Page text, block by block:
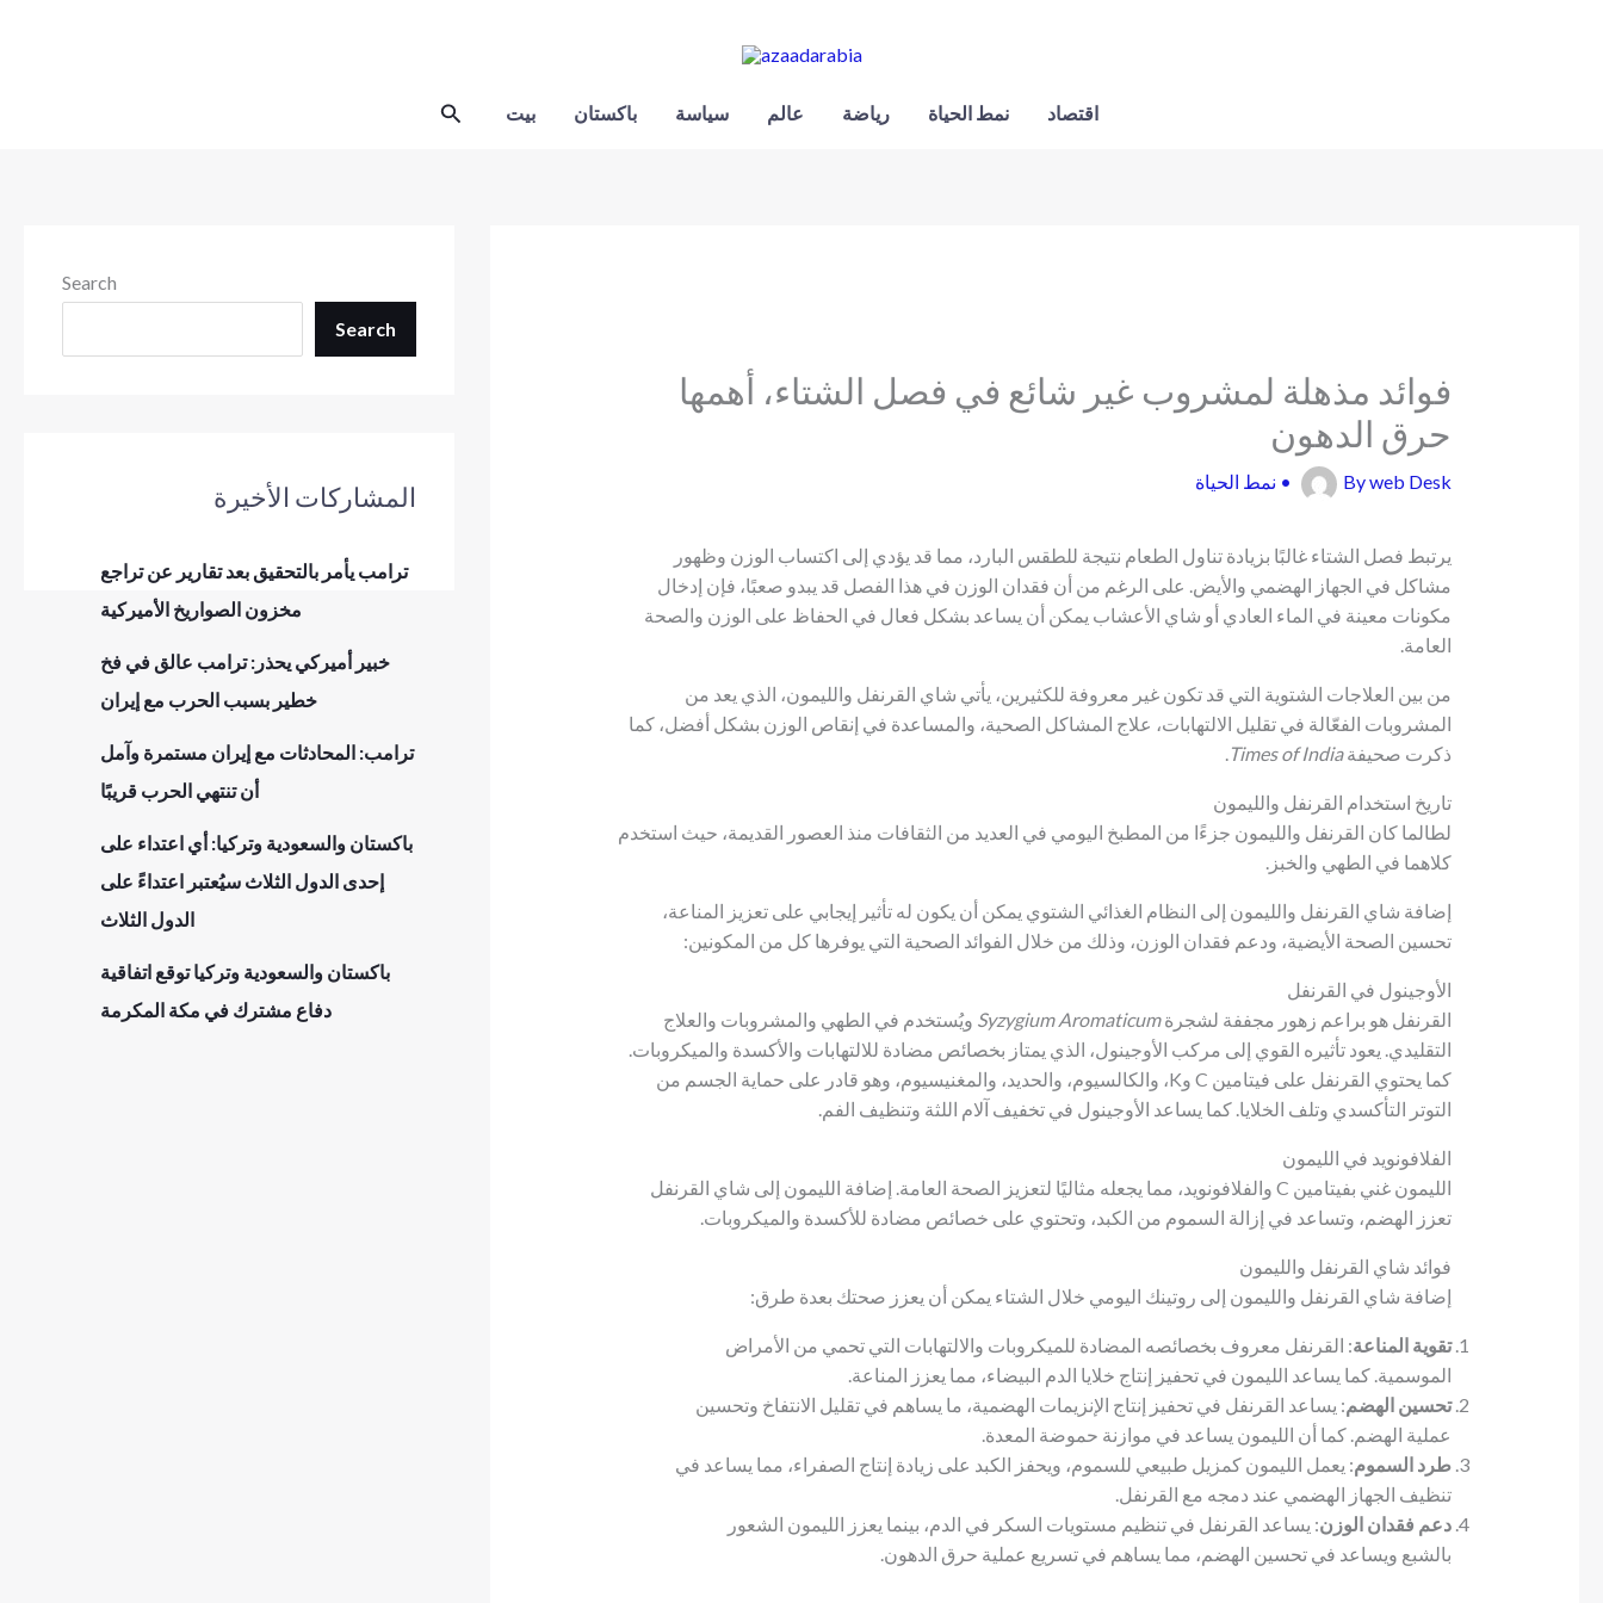
Search بيت باكستان سياسة عالم رياضة نمط الحياة اقتصاد
Search
Search
المشاركات الأخيرة
ترامب يأمر بالتحقيق بعد تقارير عن تراجع
مخزون الصواريخ الأميركية
خبير أميركي يحذر: ترامب عالق في فخ
خطير بسبب الحرب مع إيران
ترامب: المحادثات مع إيران مستمرة وآمل
أن تنتهي الحرب قريبًا
باكستان والسعودية وتركيا: أي اعتداء على
إحدى الدول الثلاث سيُعتبر اعتداءً على
الدول الثلاث
باكستان والسعودية وتركيا توقع اتفاقية
دفاع مشترك في مكة المكرمة
فوائد مذهلة لمشروب غير شائع في فصل الشتاء، أهمها
حرق الدهون
نمط الحياة • Byweb Desk
يرتبط فصل الشتاء غالبًا بزيادة تناول الطعام نتيجة للطقس البارد، مما قد يؤدي إلى اكتساب الوزن وظهور
مشاكل في الجهاز الهضمي والأيض. على الرغم من أن فقدان الوزن في هذا الفصل قد يبدو صعبًا، فإن إدخال
مكونات معينة في الماء العادي أو شاي الأعشاب يمكن أن يساعد بشكل فعال في الحفاظ على الوزن والصحة
العامة.
من بين العلاجات الشتوية التي قد تكون غير معروفة للكثيرين، يأتي شاي القرنفل والليمون، الذي يعد من
المشروبات الفعّالة في تقليل الالتهابات، علاج المشاكل الصحية، والمساعدة في إنقاص الوزن بشكل أفضل، كما
ذكرت صحيفةTimes of India
.
تاريخ استخدام القرنفل والليمون
لطالما كان القرنفل والليمون جزءًا من المطبخ اليومي في العديد من الثقافات منذ العصور القديمة، حيث استخدم
كلاهما في الطهي والخبز.
إضافة شاي القرنفل والليمون إلى النظام الغذائي الشتوي يمكن أن يكون له تأثير إيجابي على تعزيز المناعة،
تحسين الصحة الأيضية، ودعم فقدان الوزن، وذلك من خلال الفوائد الصحية التي يوفرها كل من المكونين:
الأوجينول في القرنفل
القرنفل هو براعم زهور مجففة لشجرةSyzygium Aromaticum ويُستخدم في الطهي والمشروبات والعلاج
التقليدي. يعود تأثيره القوي إلى مركب الأوجينول، الذي يمتاز بخصائص مضادة للالتهابات والأكسدة والميكروبات.
كما يحتوي القرنفل على فيتامين C وK، والكالسيوم، والحديد، والمغنيسيوم، وهو قادر على حماية الجسم من
التوتر التأكسدي وتلف الخلايا. كما يساعد الأوجينول في تخفيف آلام اللثة وتنظيف الفم.
الفلافونويد في الليمون
الليمون غني بفيتامين C والفلافونويد، مما يجعله مثاليًا لتعزيز الصحة العامة. إضافة الليمون إلى شاي القرنفل
تعزز الهضم، وتساعد في إزالة السموم من الكبد، وتحتوي على خصائص مضادة للأكسدة والميكروبات.
فوائد شاي القرنفل والليمون
إضافة شاي القرنفل والليمون إلى روتينك اليومي خلال الشتاء يمكن أن يعزز صحتك بعدة طرق:
تقوية المناعة: القرنفل معروف بخصائصه المضادة للميكروبات والالتهابات التي تحمي من الأمراض
الموسمية. كما يساعد الليمون في تحفيز إنتاج خلايا الدم البيضاء، مما يعزز المناعة.
تحسين الهضم: يساعد القرنفل في تحفيز إنتاج الإنزيمات الهضمية، ما يساهم في تقليل الانتفاخ وتحسين
عملية الهضم. كما أن الليمون يساعد في موازنة حموضة المعدة.
طرد السموم: يعمل الليمون كمزيل طبيعي للسموم، ويحفز الكبد على زيادة إنتاج الصفراء، مما يساعد في
تنظيف الجهاز الهضمي عند دمجه مع القرنفل.
دعم فقدان الوزن: يساعد القرنفل في تنظيم مستويات السكر في الدم، بينما يعزز الليمون الشعور
بالشبع ويساعد في تحسين الهضم، مما يساهم في تسريع عملية حرق الدهون.